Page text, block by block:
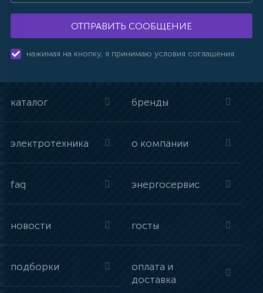
ОТПРАВИТЬ СООБЩЕНИЕ
нажимая на кнопку, я принимаю условия соглашения.
каталог бренды
электротехника о компании
faq энергосервис
новости госты
подборки
оплата и
доставка